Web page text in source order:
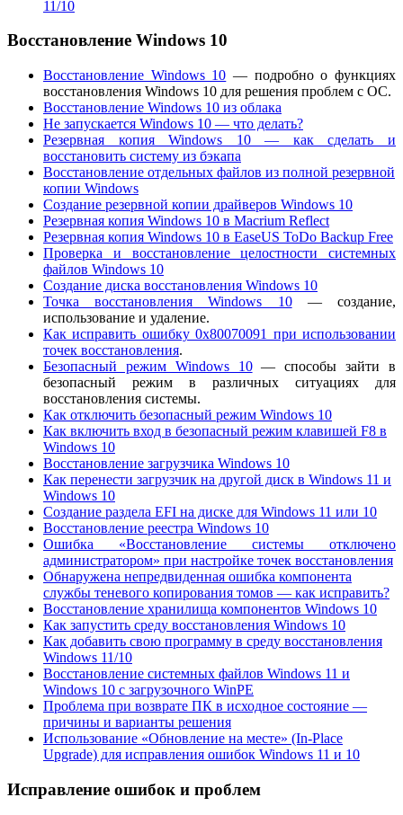
11/10
Восстановление Windows 10
Восстановление Windows 10 — подробно о функциях
восстановления Windows 10 для решения проблем с ОС.
Восстановление Windows 10 из облака
Не запускается Windows 10 — что делать?
Резервная копия Windows 10 — как сделать и
восстановить систему из бэкапа
Восстановление отдельных файлов из полной резервной
копии Windows
Создание резервной копии драйверов Windows 10
Резервная копия Windows 10 в Macrium Reflect
Резервная копия Windows 10 в EaseUS ToDo Backup Free
Проверка и восстановление целостности системных
файлов Windows 10
Создание диска восстановления Windows 10
Точка восстановления Windows 10— создание,
использование и удаление.
Как исправить ошибку 0х80070091 при использовании
точек восстановления.
Безопасный режим Windows 10— способы зайти в
безопасный режим в различных ситуациях для
восстановления системы.
Как отключить безопасный режим Windows 10
Как включить вход в безопасный режим клавишей F8 в
Windows 10
Восстановление загрузчика Windows 10
Как перенести загрузчик на другой диск в Windows 11 и
Windows 10
Создание раздела EFI на диске для Windows 11 или 10
Восстановление реестра Windows 10
Ошибка «Восстановление системы отключено
администратором» при настройке точек восстановления
Обнаружена непредвиденная ошибка компонента
службы теневого копирования томов — как исправить?
Восстановление хранилища компонентов Windows 10
Как запустить среду восстановления Windows 10
Как добавить свою программу в среду восстановления
Windows 11/10
Восстановление системных файлов Windows 11 и
Windows 10 с загрузочного WinPE
Проблема при возврате ПК в исходное состояние —
причины и варианты решения
Использование «Обновление на месте» (In-Place
Upgrade) для исправления ошибок Windows 11 и 10
Исправление ошибок и проблем